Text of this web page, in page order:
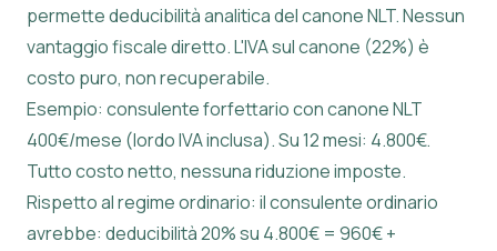
permette deducibilità analitica del canone NLT. Nessun
vantaggio fiscale diretto. L'IVA sul canone (22%) è
costo puro, non recuperabile.
Esempio: consulente forfettario con canone NLT
400€/mese (lordo IVA inclusa). Su 12 mesi: 4.800€.
Tutto costo netto, nessuna riduzione imposte.
Rispetto al regime ordinario: il consulente ordinario
avrebbe: deducibilità 20% su 4.800€ = 960€ +